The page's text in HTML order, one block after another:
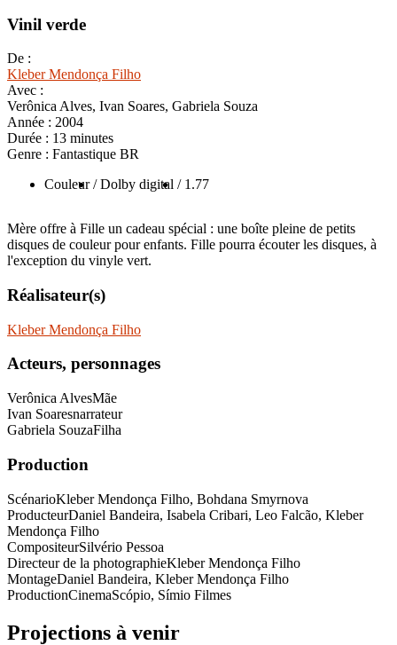
Vinil verde
De :
Kleber Mendonça Filho
Avec :
Verônica Alves, Ivan Soares, Gabriela Souza
Année : 2004
Durée : 13 minutes
Genre : Fantastique BR
Couleur / Dolby digital / 1.77
Mère offre à Fille un cadeau spécial : une boîte pleine de petits
disques de couleur pour enfants. Fille pourra écouter les disques, à
l'exception du vinyle vert.
Réalisateur(s)
Kleber Mendonça Filho
Acteurs, personnages
Verônica AlvesMãe
Ivan Soaresnarrateur
Gabriela SouzaFilha
Production
ScénarioKleber Mendonça Filho, Bohdana Smyrnova
ProducteurDaniel Bandeira, Isabela Cribari, Leo Falcão, Kleber
Mendonça Filho
CompositeurSilvério Pessoa
Directeur de la photographieKleber Mendonça Filho
MontageDaniel Bandeira, Kleber Mendonça Filho
ProductionCinemaScópio, Símio Filmes
Projections à venir